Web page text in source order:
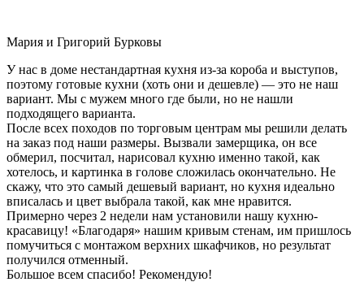
Мария и Григорий Бурковы
У нас в доме нестандартная кухня из-за короба и выступов,
поэтому готовые кухни (хоть они и дешевле) — это не наш
вариант. Мы с мужем много где были, но не нашли
подходящего варианта.
После всех походов по торговым центрам мы решили делать
на заказ под наши размеры. Вызвали замерщика, он все
обмерил, посчитал, нарисовал кухню именно такой, как
хотелось, и картинка в голове сложилась окончательно. Не
скажу, что это самый дешевый вариант, но кухня идеально
вписалась и цвет выбрала такой, как мне нравится.
Примерно через 2 недели нам установили нашу кухню-
красавицу! «Благодаря» нашим кривым стенам, им пришлось
помучиться с монтажом верхних шкафчиков, но результат
получился отменный.
Большое всем спасибо! Рекомендую!